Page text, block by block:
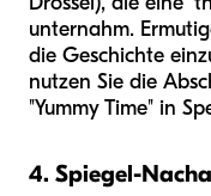
unternahm.
die Geschichte
nutzen Sie die
"Yummy Time" in
4. Spiegel-